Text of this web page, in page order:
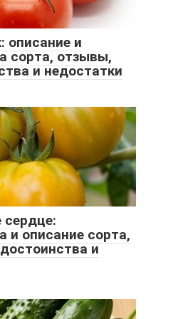
описание и
сорта, отзывы,
и недостатки
сердце:
и описание сорта,
и